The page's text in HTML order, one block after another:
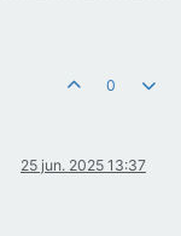
0
25 jun. 2025 13:37